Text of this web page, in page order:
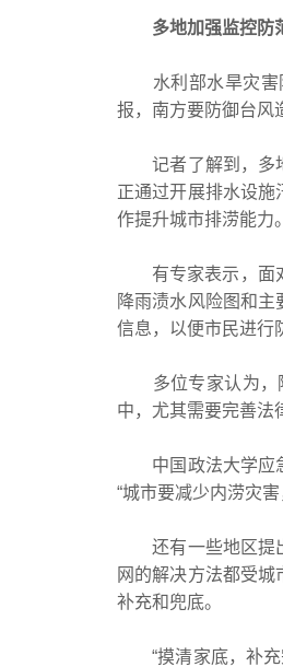
多地加强监控防范
水利部水旱灾害防
报，南方要防御台风
记者了解到，多地
正通过开展排水设
作提升城市排涝能力。
有专家表示，面对
降雨渍水风险图和
信息，以便市民进行
多位专家认为，除
中，尤其需要完善法
中国政法大学应急
“城市要减少内涝灾
还有一些地区提出
网的解决方法都受
补充和兜底。
“摸清家底，补充